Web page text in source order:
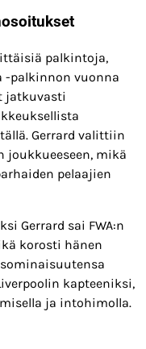
palkintoja,
-palkinnon vuonna
jatkuvasti
Gerrard valittiin
joukkueeseen, mikä
pelaajien
Gerrard sai FWA:n
korosti hänen
kapteeniksi,
ja intohimolla.